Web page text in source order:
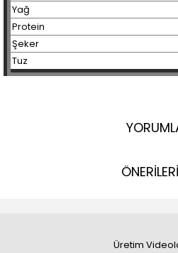
Yağ
Protein
Şeker
Tuz
Üretim